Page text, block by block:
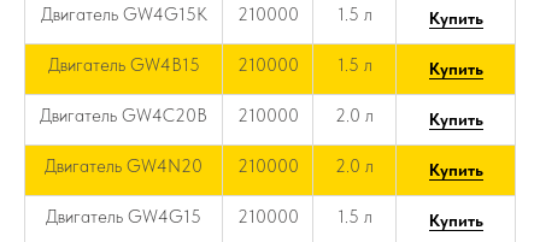
Двигатель GW4G15K 210000 1.5 л Купить
Двигатель GW4B15 210000 1.5 л Купить
Двигатель GW4C20B 210000 2.0 л Купить
Двигатель GW4N20 210000 2.0 л Купить
Двигатель GW4G15 210000 1.5 л Купить